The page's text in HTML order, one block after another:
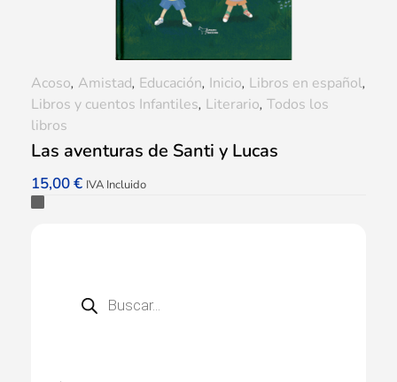
Las aventuras de Santi y Lucas
15,00€ IVA Incluido
Acoso, Amistad, Educación, Inicio, Libros en español,
Libros y cuentos Infantiles, Literario, Todos los
libros